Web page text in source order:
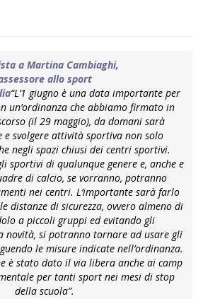
a Martina Cambiaghi,
allo sport
“L’1 giugno è una data importante per
un’ordinanza che abbiamo firmato in
(il 29 maggio), da domani sarà
svolgere attività sportiva non solo
negli spazi chiusi dei centri sportivi.
sportivi di qualunque genere e, anche e
di calcio, se vorranno, potranno
nei centri. L’importante sarà farlo
distanze di sicurezza, ovvero almeno di
a piccoli gruppi ed evitando gli
novità, si potranno tornare ad usare gli
le misure indicate nell’ordinanza.
è stato dato il via libera anche ai camp
per tanti sport nei mesi di stop
della scuola”.